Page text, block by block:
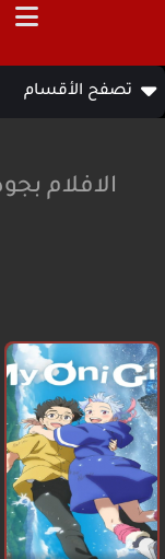
تصفح الأقسام